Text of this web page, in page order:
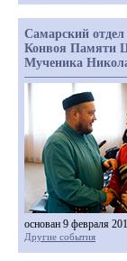
Самарский отдел
Конвоя Памяти
Мученика
основан 9 февраля
Другие события